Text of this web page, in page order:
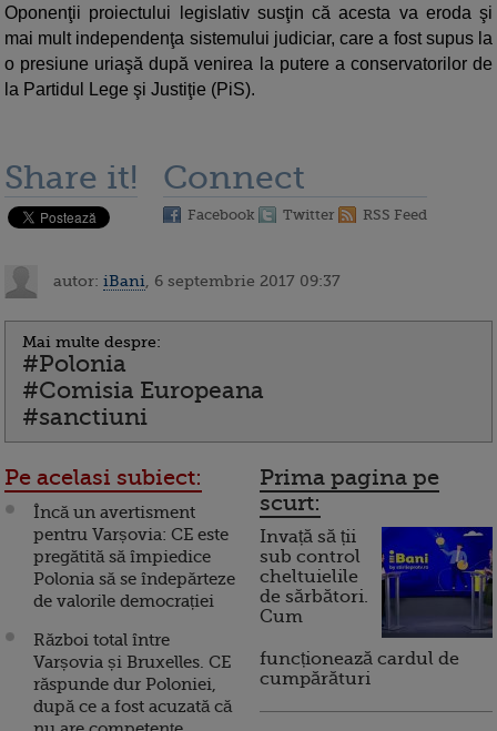
Oponenţii proiectului legislativ susţin că acesta va eroda şi
mai mult independenţa sistemului judiciar, care a fost supus la
o presiune uriaşă după venirea la putere a conservatorilor de
la Partidul Lege şi Justiţie (PiS).
Share it! Connect
Facebook Twitter RSS Feed
autor: iBani , 6 septembrie 2017 09:37
Mai multe despre:
#Polonia
#Comisia Europeana
#sanctiuni
Pe acelasi subiect:
Încă un avertisment
pentru Varșovia: CE este
pregătită să împiedice
Polonia să se îndepărteze
de valorile democrației
Război total între
Varșovia și Bruxelles. CE
răspunde dur Poloniei,
după ce a fost acuzată că
Prima pagina pe
scurt:
Invață să ții
sub control
cheltuielile
de sărbători.
Cum
funcționează cardul de
cumpărături